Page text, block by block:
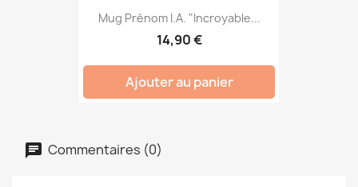
Mug Prénom I.A. "Incroyable...
14,90 €
Ajouter au panier
Commentaires (0)